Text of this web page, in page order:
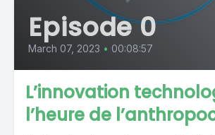
Episode 0
March 07, 2023 • 00:08:57
L’innovation
l’heure de